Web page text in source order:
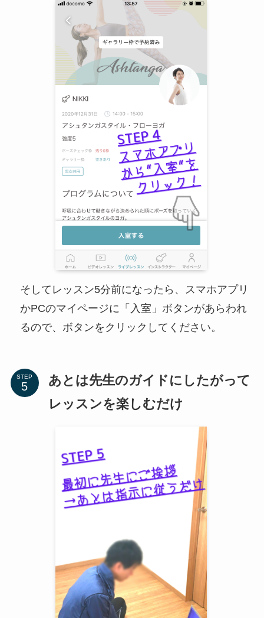
そしてレッスン5分前になったら、スマホアプリ
かPCのマイページに「入室」ボタンがあらわれ
るので、ボタンをクリックしてください。
STEP
あとは先生のガイドにしたがって
レッスンを楽しむだけ